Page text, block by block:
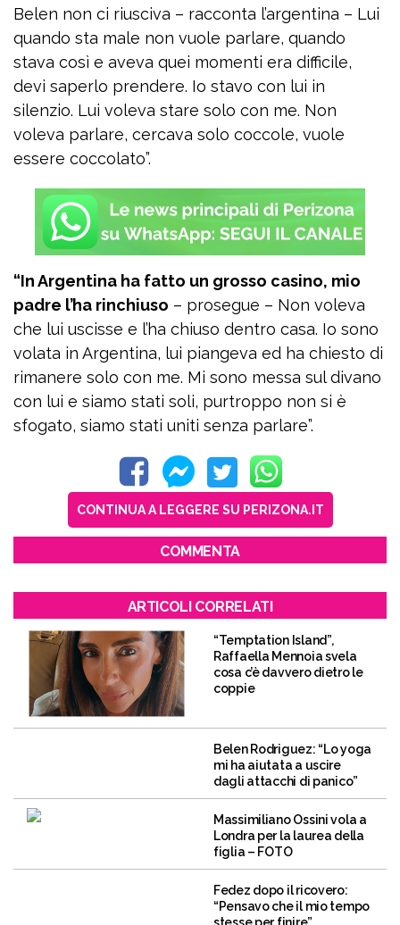
Belen non ci riusciva – racconta l’argentina – Lui
quando sta male non vuole parlare, quando
stava così e aveva quei momenti era difficile,
devi saperlo prendere. Io stavo con lui in
silenzio. Lui voleva stare solo con me. Non
voleva parlare, cercava solo coccole, vuole
essere coccolato”.
“In Argentina ha fatto un grosso casino, mio
padre l’ha rinchiuso – prosegue – Non voleva
che lui uscisse e l’ha chiuso dentro casa. Io sono
volata in Argentina, lui piangeva ed ha chiesto di
rimanere solo con me. Mi sono messa sul divano
con lui e siamo stati soli, purtroppo non si è
sfogato, siamo stati uniti senza parlare”.
CONTINUA A LEGGERE SU PERIZONA.IT
COMMENTA
ARTICOLI CORRELATI
“Temptation Island”,
Raffaella Mennoia svela
cosa c’è davvero dietro le
coppie
Belen Rodriguez: “Lo yoga
mi ha aiutata a uscire
dagli attacchi di panico”
Massimiliano Ossini vola a
Londra per la laurea della
figlia – FOTO
Fedez dopo il ricovero:
“Pensavo che il mio tempo
stesse per finire”